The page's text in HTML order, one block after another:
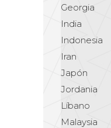
Georgia
India
Indonesia
Iran
Japón
Jordania
Líbano
Malaysia